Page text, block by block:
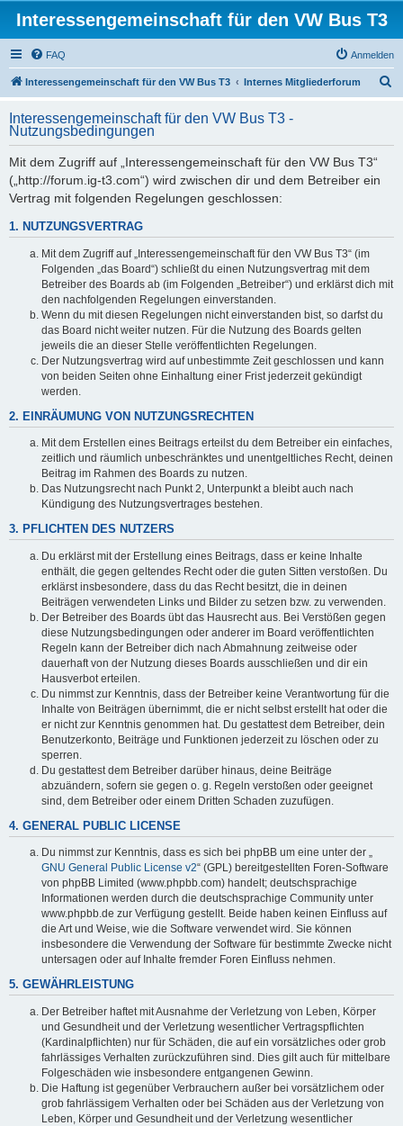
Interessengemeinschaft für den VW Bus T3
FAQ Anmelden
Interessengemeinschaft für den VW Bus T3 Internes Mitgliederforum
h
Interessengemeinschaft für den VW Bus T3 -
Nutzungsbedingungen
Mit dem Zugriff auf „Interessengemeinschaft für den VW Bus T3“
(„http://forum.ig-t3.com“) wird zwischen dir und dem Betreiber ein
Vertrag mit folgenden Regelungen geschlossen:
1. NUTZUNGSVERTRAG
Mit dem Zugriff auf „Interessengemeinschaft für den VW Bus T3“ (im
Folgenden „das Board“) schließt du einen Nutzungsvertrag mit dem
Betreiber des Boards ab (im Folgenden „Betreiber“) und erklärst dich mit
den nachfolgenden Regelungen einverstanden.
Wenn du mit diesen Regelungen nicht einverstanden bist, so darfst du
das Board nicht weiter nutzen. Für die Nutzung des Boards gelten
jeweils die an dieser Stelle veröffentlichten Regelungen.
Der Nutzungsvertrag wird auf unbestimmte Zeit geschlossen und kann
von beiden Seiten ohne Einhaltung einer Frist jederzeit gekündigt
werden.
2. EINRÄUMUNG VON NUTZUNGSRECHTEN
Mit dem Erstellen eines Beitrags erteilst du dem Betreiber ein einfaches,
zeitlich und räumlich unbeschränktes und unentgeltliches Recht, deinen
Beitrag im Rahmen des Boards zu nutzen.
Das Nutzungsrecht nach Punkt 2, Unterpunkt a bleibt auch nach
Kündigung des Nutzungsvertrages bestehen.
3. PFLICHTEN DES NUTZERS
Du erklärst mit der Erstellung eines Beitrags, dass er keine Inhalte
enthält, die gegen geltendes Recht oder die guten Sitten verstoßen. Du
erklärst insbesondere, dass du das Recht besitzt, die in deinen
Beiträgen verwendeten Links und Bilder zu setzen bzw. zu verwenden.
Der Betreiber des Boards übt das Hausrecht aus. Bei Verstößen gegen
diese Nutzungsbedingungen oder anderer im Board veröffentlichten
Regeln kann der Betreiber dich nach Abmahnung zeitweise oder
dauerhaft von der Nutzung dieses Boards ausschließen und dir ein
Hausverbot erteilen.
Du nimmst zur Kenntnis, dass der Betreiber keine Verantwortung für die
Inhalte von Beiträgen übernimmt, die er nicht selbst erstellt hat oder die
er nicht zur Kenntnis genommen hat. Du gestattest dem Betreiber, dein
Benutzerkonto, Beiträge und Funktionen jederzeit zu löschen oder zu
sperren.
Du gestattest dem Betreiber darüber hinaus, deine Beiträge
abzuändern, sofern sie gegen o. g. Regeln verstoßen oder geeignet
sind, dem Betreiber oder einem Dritten Schaden zuzufügen.
4. GENERAL PUBLIC LICENSE
Du nimmst zur Kenntnis, dass es sich bei phpBB um eine unter der „
GNU General Public License v2“ (GPL) bereitgestellten Foren-Software
von phpBB Limited (www.phpbb.com) handelt; deutschsprachige
Informationen werden durch die deutschsprachige Community unter
www.phpbb.de zur Verfügung gestellt. Beide haben keinen Einfluss auf
die Art und Weise, wie die Software verwendet wird. Sie können
insbesondere die Verwendung der Software für bestimmte Zwecke nicht
untersagen oder auf Inhalte fremder Foren Einfluss nehmen.
5. GEWÄHRLEISTUNG
Der Betreiber haftet mit Ausnahme der Verletzung von Leben, Körper
und Gesundheit und der Verletzung wesentlicher Vertragspflichten
(Kardinalpflichten) nur für Schäden, die auf ein vorsätzliches oder grob
fahrlässiges Verhalten zurückzuführen sind. Dies gilt auch für mittelbare
Folgeschäden wie insbesondere entgangenen Gewinn.
Die Haftung ist gegenüber Verbrauchern außer bei vorsätzlichem oder
grob fahrlässigem Verhalten oder bei Schäden aus der Verletzung von
Leben, Körper und Gesundheit und der Verletzung wesentlicher